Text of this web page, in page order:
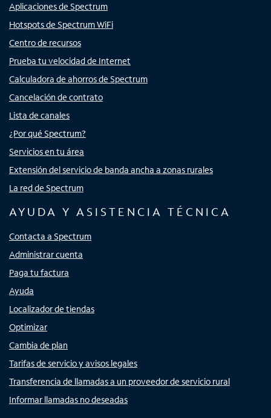
Aplicaciones de Spectrum
Hotspots de Spectrum WiFi
Centro de recursos
Prueba tu velocidad de Internet
Calculadora de ahorros de Spectrum
Cancelación de contrato
Lista de canales
¿Por qué Spectrum?
Servicios en tu área
Extensión del servicio de banda ancha a zonas rurales
La red de Spectrum
AYUDA Y ASISTENCIA TÉCNICA
Contacta a Spectrum
Administrar cuenta
Paga tu factura
Ayuda
Localizador de tiendas
Optimizar
Cambia de plan
Tarifas de servicio y avisos legales
Transferencia de llamadas a un proveedor de servicio rural
Informar llamadas no deseadas